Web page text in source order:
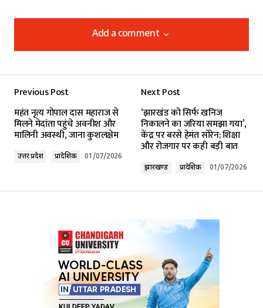
Add a comment
Add a comment
Required fields are marked*
Your E-mail*
Submit Comment
Previous Post
​महंत नृत्य गोपाल दास महाराज से
मिलने मेदांता पहुंचे अवनीश और
मालिनी अवस्थी, जाना कुशलक्षेम
उत्तर प्रदेश प्रादेशिक 01/07/2026
Next Post
‘झारखंड को सिर्फ खनिज
निकालने का जरिया समझा गया’,
केंद्र पर बरसे हेमंत सोरेन; शिक्षा
और रोजगार पर कही बड़ी बात
झारखण्ड प्रादेशिक 01/07/2026